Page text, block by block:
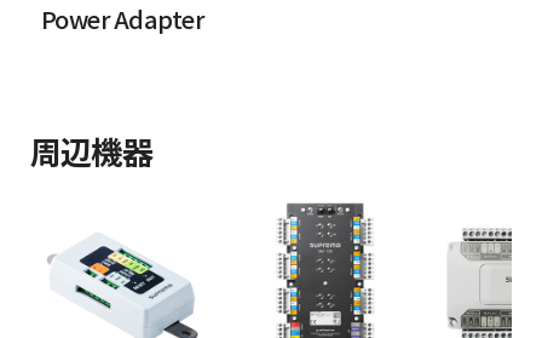
Power Adapter
周辺機器